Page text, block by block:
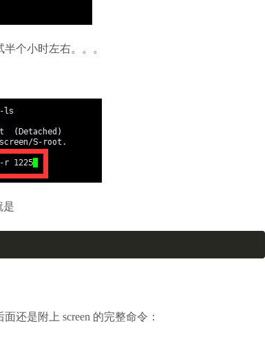
个小时左右。。。
是
还是附上 screen 的完整命令：